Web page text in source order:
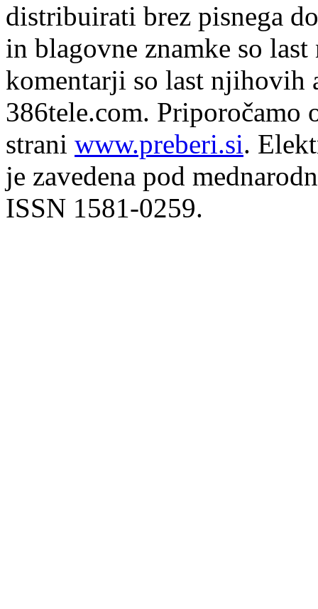
distribuirati brez pisnega
in blagovne znamke so
komentarji so last njihovih
386tele.com. Priporočamo
strani www.preberi.si.
je zavedena pod
ISSN 1581-0259.